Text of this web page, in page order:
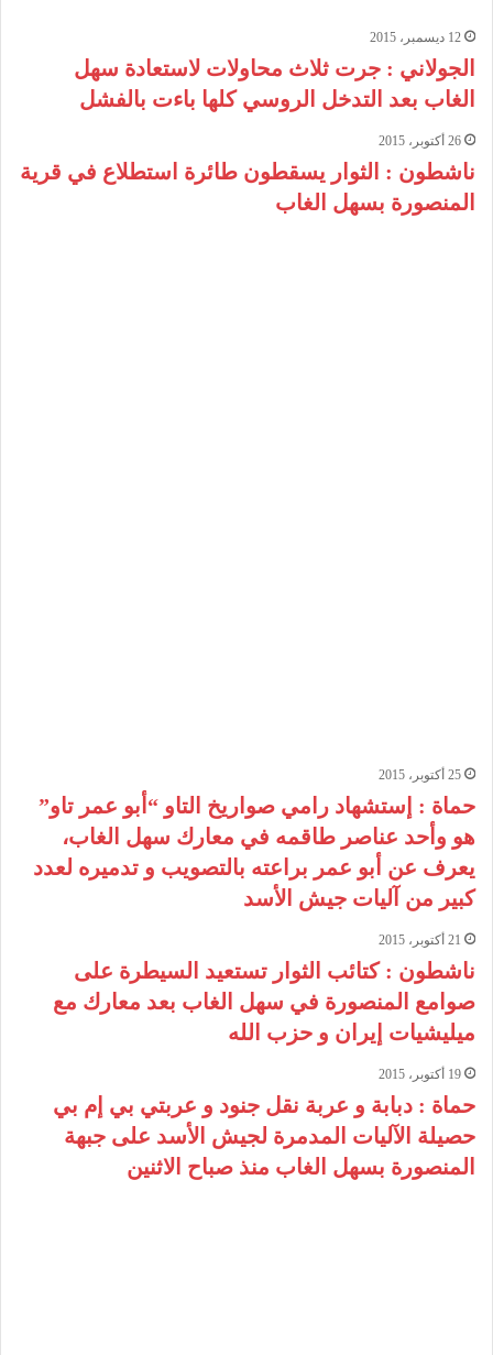
12 ديسمبر، 2015
الجولاني : جرت ثلاث محاولات لاستعادة سهل
الغاب بعد التدخل الروسي كلها باءت بالفشل
26 أكتوبر، 2015
ناشطون : الثوار يسقطون طائرة استطلاع في قرية
المنصورة بسهل الغاب
25 أكتوبر، 2015
حماة : إستشهاد رامي صواريخ التاو “أبو عمر تاو”
هو وأحد عناصر طاقمه في معارك سهل الغاب،
يعرف عن أبو عمر براعته بالتصويب و تدميره لعدد
كبير من آليات جيش الأسد
21 أكتوبر، 2015
ناشطون : كتائب الثوار تستعيد السيطرة على
صوامع المنصورة في سهل الغاب بعد معارك مع
ميليشيات إيران و حزب الله
19 أكتوبر، 2015
حماة : دبابة و عربة نقل جنود و عربتي بي إم بي
حصيلة الآليات المدمرة لجيش الأسد على جبهة
المنصورة بسهل الغاب منذ صباح الاثنين